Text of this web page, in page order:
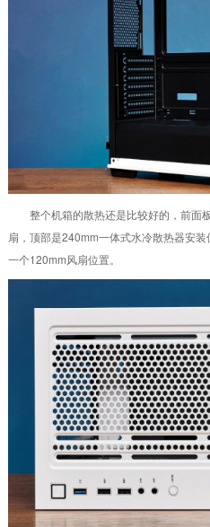
整个机箱的散热还是比较好的，前面
扇，顶部是240mm一体式水冷散热器安
一个120mm风扇位置。